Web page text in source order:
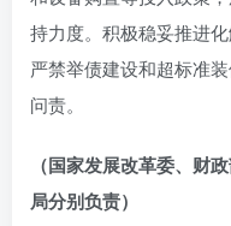
持力度。积极稳妥推进
严禁举债建设和超标准
问责。
（国家发展改革委、财
局分别负责）